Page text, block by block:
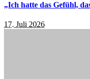
„Ich hatte das Gefühl,
17. Juli 2026